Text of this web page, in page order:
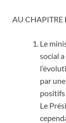
AU
Le
social
par
positifs
Le